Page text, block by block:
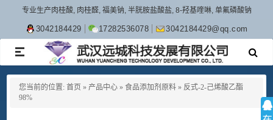
专业生产肉桂酸, 肉桂醛, 福美钠, 半胱胺盐酸盐, 8-羟基喹啉, 单氟磷酸钠
3042184429 17282536078 3042184429@qq.com
TOGGLE
NAVIGATION
您当前的位置: 首页 » 产品中心 » 食品添加剂原料 » 反式-2-己烯酸乙酯
98%